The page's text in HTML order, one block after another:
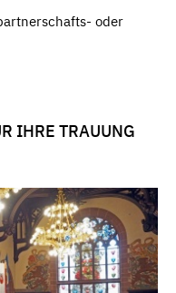
oder
IHRE TRAUUNG